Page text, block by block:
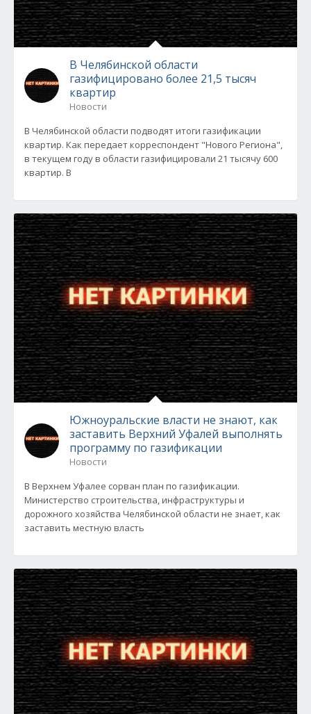
В Челябинской области
газифицировано более 21,5 тысяч
квартир
Новости
В Челябинской области подводят итоги газификации
квартир. Как передает корреспондент "Нового Региона",
в текущем году в области газифицировали 21 тысячу 600
квартир. В
Южноуральские власти не знают, как
заставить Верхний Уфалей выполнять
программу по газификации
Новости
В Верхнем Уфалее сорван план по газификации.
Министерство строительства, инфраструктуры и
дорожного хозяйства Челябинской области не знает, как
заставить местную власть